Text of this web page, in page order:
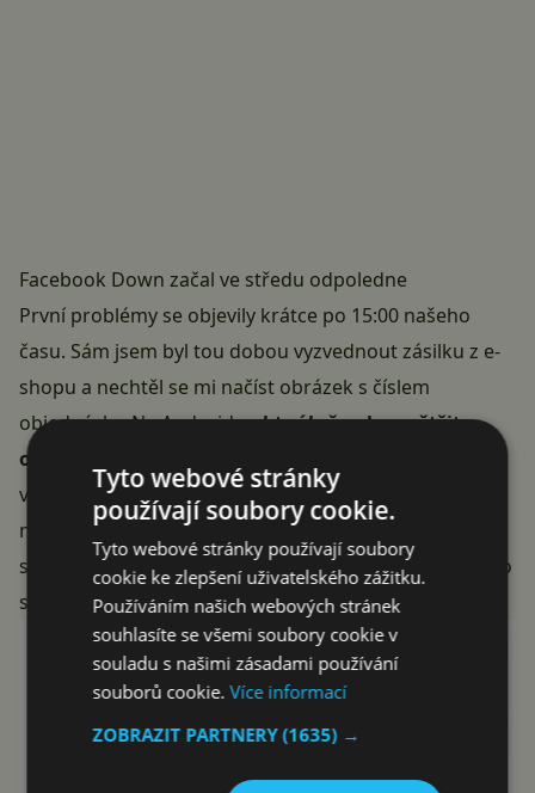
Facebook Down začal ve středu odpoledne
První problémy se objevily krátce po 15:00 našeho
času. Sám jsem byl tou dobou vyzvednout zásilku z e-
shopu a nechtěl se mi načíst obrázek s číslem
objednávky. Na Androiduaktuálně nelze zvětšit
obrázky v Messengeru
vůbec. Některým uživatelům nejdou obrázky ani
nahrávat na zeď, jiní zase hlásí rapidní zpomalení
služeb. Problémy ohlásil i Twitter, ten však podle všeho
sjednal za několik hodin nápravu.
Tyto webové stránky
používají soubory cookie.
Tyto webové stránky používají soubory
cookie ke zlepšení uživatelského zážitku.
Používáním našich webových stránek
souhlasíte se všemi soubory cookie v
souladu s našimi zásadami používání
souborů cookie.Více informací
ZOBRAZIT PARTNERY(1635) →